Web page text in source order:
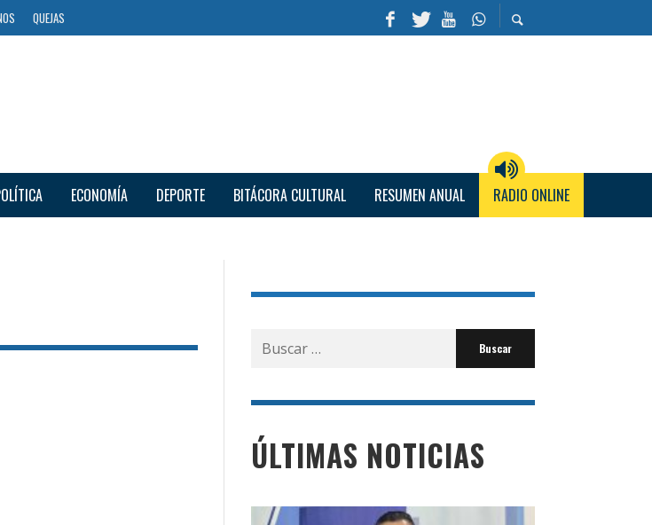
QUEJAS
ECONOMÍA DEPORTE BITÁCORA CULTURAL RESUMEN ANUAL RADIO ONLINE
Buscar
por:
ÚLTIMAS NOTICIAS